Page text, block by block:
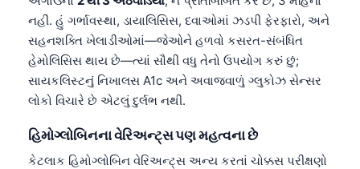
નહીં. હું ગર્ભાવસ્થા, ડાયાલિસિસ, દવાઓમાં ઝડપી ફેરફારો, અને
સહનશક્તિ ખેલાડીઓમાં—જેઓને હળવો કસરત-સંબંધિત
હેમોલિસિસ થાય છે—ત્યાં સૌથી વધુ તેનો ઉપયોગ કરું છું;
સાયકલિસ્ટનું નિખાલસ A1c અને અવાજવાળું ગ્લુકોઝ સેન્સર
લોકો વિચારે છે એટલું દુર્લભ નથી.
હિમોગ્લોબિનના વેરિઅન્ટ્સ પણ મહત્વના છે
કેટલાક હિમોગ્લોબિન વેરિઅન્ટ્સ અન્ય કરતાં ચોક્કસ પરીક્ષણો